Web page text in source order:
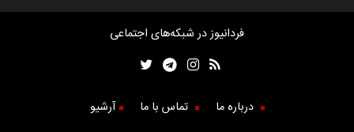
فردانیوز در شبکه‌های اجتماعی
درباره ما تماس با ما آرشیو